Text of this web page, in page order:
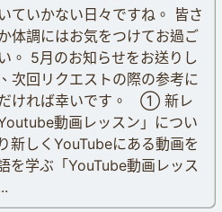
ていかない日々ですね。 皆さ
体調にはお気をつけてお過ご
。 5月のお知らせをお送りし
次回リクエストの際の参考に
だければ幸いです。 ① 新レ
動画レッスン」につい
新しくYouTubeにある動画を
を学ぶ「YouTube動画レッス